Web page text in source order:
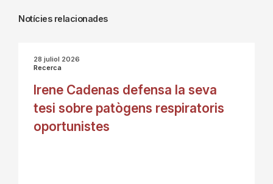
Notícies relacionades
28 juliol 2026
Recerca
Irene Cadenas defensa la seva
tesi sobre patògens respiratoris
oportunistes